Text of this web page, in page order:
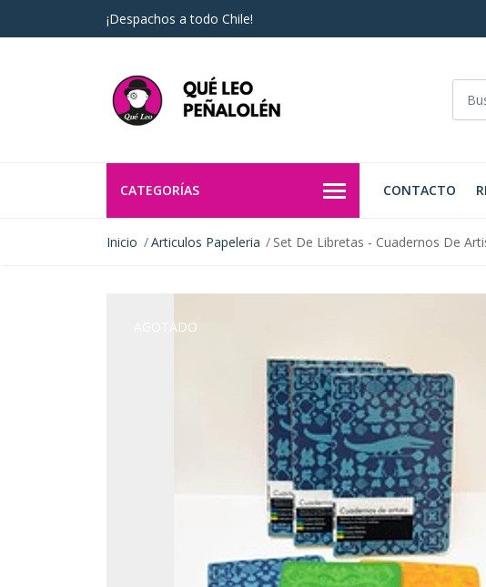
¡Despachos a todo Chile!
CATEGORÍAS CONTACTO
Inicio Articulos Papeleria Set De Libretas - Cuadernos De
AGOTADO